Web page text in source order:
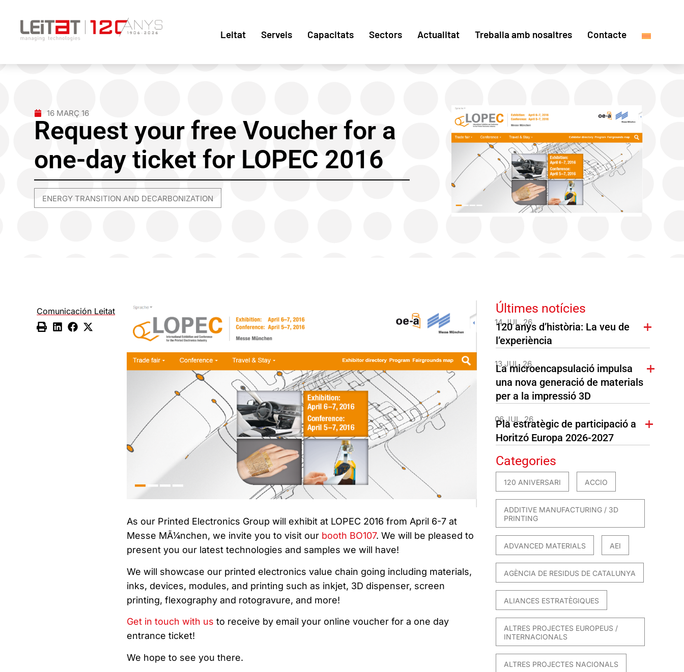
Leitat Serveis Capacitats Sectors Actualitat Treballa amb nosaltres Contacte
16 MARÇ 16
Request your free Voucher for a
one-day ticket for LOPEC 2016
ENERGY TRANSITION AND DECARBONIZATION
Comunicación Leitat
As our Printed Electronics Group will exhibit at LOPEC 2016 from April 6-7 at
Messe MÃ¼nchen, we invite you to visit our booth BO107. We will be pleased to
present you our latest technologies and samples we will have!
We will showcase our printed electronics value chain going including materials,
inks, devices, modules, and printing such as inkjet, 3D dispenser, screen
printing, flexography and rotogravure, and more!
Get in touch with us to receive by email your online voucher for a one day
entrance ticket!
We hope to see you there.
Últimes notícies
14 JUL. 26
120 anys d’història: La veu de
l’experiència
13 JUL. 26
La microencapsulació impulsa
una nova generació de materials
per a la impressió 3D
06 JUL. 26
Pla estratègic de participació a
Horitzó Europa 2026-2027
Categories
120 ANIVERSARI ACCIO
ADDITIVE MANUFACTURING / 3D
PRINTING
ADVANCED MATERIALS AEI
AGÈNCIA DE RESIDUS DE CATALUNYA
ALIANCES ESTRATÈGIQUES
ALTRES PROJECTES EUROPEUS /
INTERNACIONALS
ALTRES PROJECTES NACIONALS